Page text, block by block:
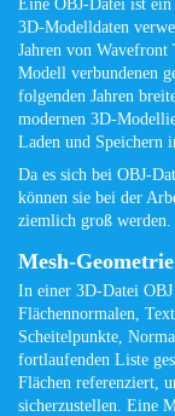
Eine OBJ-Datei ist
3D-Modelldaten
Jahren von
Modell verbundenen
folgenden Jahren
modernen 3D-
Laden und Speichern
Da es sich bei OBJ-
können sie bei der
ziemlich groß werden.
Mesh-Geometrie
In einer 3D-Datei
Flächennormalen,
Scheitelpunkte,
fortlaufenden Liste
Flächen referenziert,
sicherzustellen. Eine